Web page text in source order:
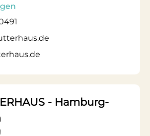
- Hamburg-